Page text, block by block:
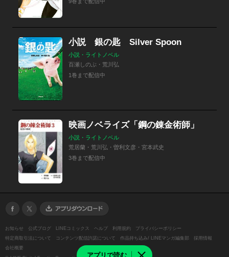
アプリで読む
小説 銀の匙 Silver Spoon
小説・ライトノベル
百瀬しのぶ・荒川弘
1巻まで配信中
映画ノベライズ「鋼の錬金術師」
小説・ライトノベル
荒居蘭・荒川弘・曽利文彦・宮本武史
3巻まで配信中
お知らせ 公式ブログ LINEコミックス ヘルプ 利用規約
プライバシーポリシー
特定商取引法について
コンテンツ配信許諾について 作品持ち込み/ LINEマンガ編集部
採用情報
会社概要